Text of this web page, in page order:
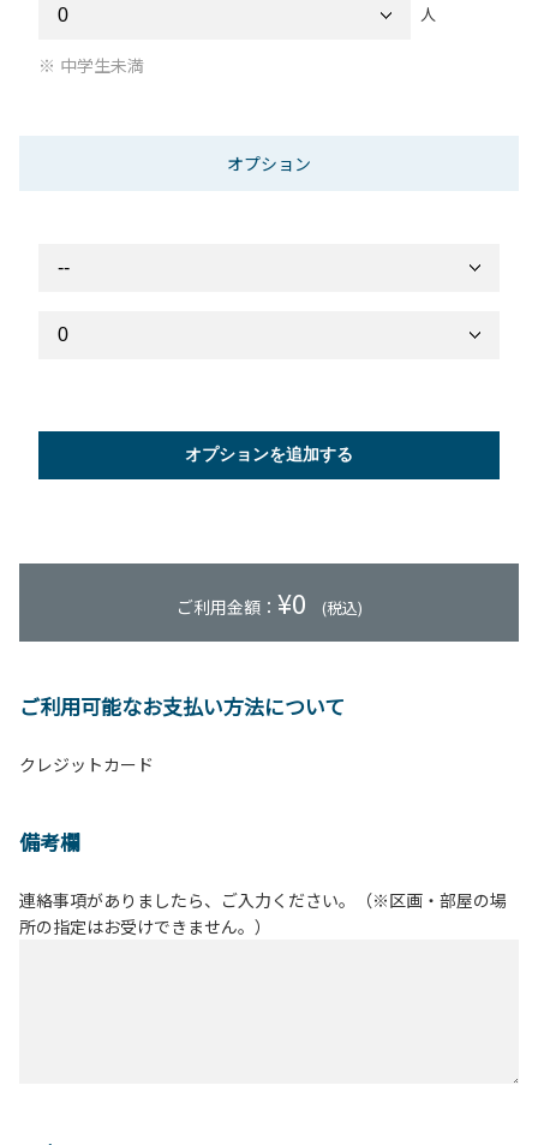
人
中学生未満
オプション
オプションを追加する
ご利用金額： ¥0 (税込)
ご利用可能なお支払い方法について
クレジットカード
備考欄
連絡事項がありましたら、ご入力ください。（※区画・部屋の場
所の指定はお受けできません。）